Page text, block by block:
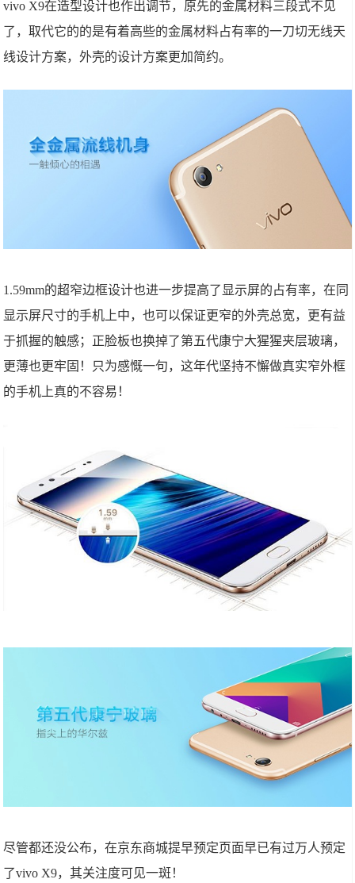
vivo X9在造型设计也作出调节，原先的金属材料三段式不见
了，取代它的的是有着高些的金属材料占有率的一刀切无线天
线设计方案，外壳的设计方案更加简约。
1.59mm的超窄边框设计也进一步提高了显示屏的占有率，在同
显示屏尺寸的手机上中，也可以保证更窄的外壳总宽，更有益
于抓握的触感；正脸板也换掉了第五代康宁大猩猩夹层玻璃，
更薄也更牢固！只为感慨一句，这年代坚持不懈做真实窄外框
的手机上真的不容易！
尽管都还没公布，在京东商城提早预定页面早已有过万人预定
了vivo X9，其关注度可见一斑！